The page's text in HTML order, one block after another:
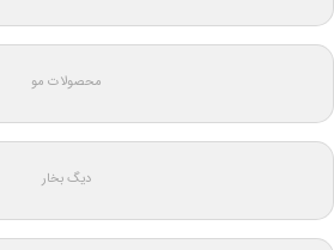
محصولات مو
دیگ بخار